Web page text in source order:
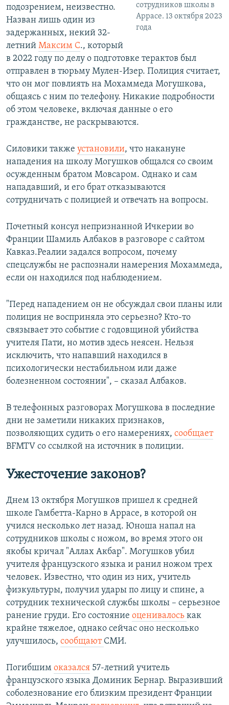
сотрудников школы в
Аррасе. 13 октября 2023
года
подозрением, неизвестно.
Назван лишь один из
задержанных, некий 32-
летний Максим С., который
в 2022 году по делу о подготовке терактов был
отправлен в тюрьму Мулен-Изер. Полиция считает,
что он мог повлиять на Мохаммеда Могушкова,
общаясь с ним по телефону. Никакие подробности
об этом человеке, включая данные о его
гражданстве, не раскрываются.
Силовики также установили, что накануне
нападения на школу Могушков общался со своим
осужденным братом Мовсаром. Однако и сам
нападавший, и его брат отказываются
сотрудничать с полицией и отвечать на вопросы.
Почетный консул непризнанной Ичкерии во
Франции Шамиль Албаков в разговоре с сайтом
Кавказ.Реалии задался вопросом, почему
спецслужбы не распознали намерения Мохаммеда,
если он находился под наблюдением.
"Перед нападением он не обсуждал свои планы или
полиция не восприняла это серьезно? Кто-то
связывает это событие с годовщиной убийства
учителя Пати, но мотив здесь неясен. Нельзя
исключить, что напавший находился в
психологически нестабильном или даже
болезненном состоянии", – сказал Албаков.
В телефонных разговорах Могушкова в последние
дни не заметили никаких признаков,
позволяющих судить о его намерениях, сообщает
BFMTV со ссылкой на источник в полиции.
Ужесточение законов?
Днем 13 октября Могушков пришел к средней
школе Гамбетта-Карно в Аррасе, в которой он
учился несколько лет назад. Юноша напал на
сотрудников школы с ножом, во время этого он
якобы кричал "Аллах Акбар". Могушков убил
учителя французского языка и ранил ножом трех
человек. Известно, что один из них, учитель
физкультуры, получил удары по лицу и спине, а
сотрудник технической службы школы – серьезное
ранение груди. Его состояние оценивалось как
крайне тяжелое, однако сейчас оно несколько
улучшилось, сообщают СМИ.
Погибшим оказался 57-летний учитель
французского языка Доминик Бернар. Выразивший
соболезнование его близким президент Франции